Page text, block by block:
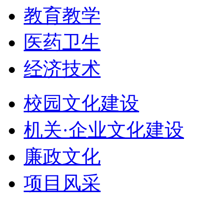
教育教学
医药卫生
经济技术
校园文化建设
机关·企业文化建设
廉政文化
项目风采